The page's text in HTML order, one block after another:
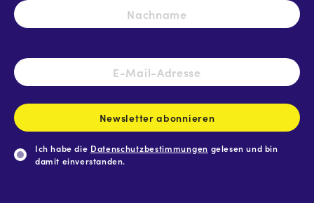
E-
Mail-
Newsletter abonnieren
Ich habe die Datenschutzbestimmungen gelesen und bin
damit einverstanden.